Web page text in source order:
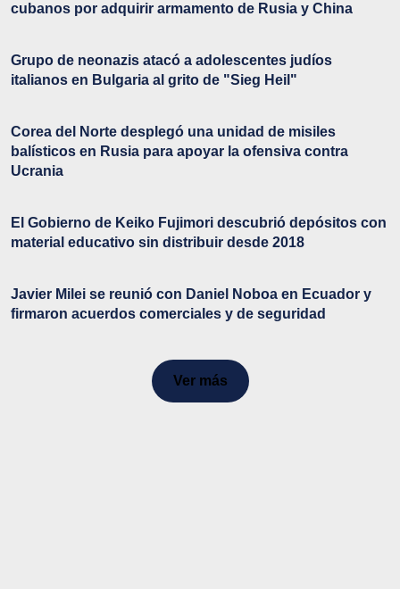
cubanos por adquirir armamento de Rusia y China
Grupo de neonazis atacó a adolescentes judíos
italianos en Bulgaria al grito de "Sieg Heil"
Corea del Norte desplegó una unidad de misiles
balísticos en Rusia para apoyar la ofensiva contra
Ucrania
El Gobierno de Keiko Fujimori descubrió depósitos con
material educativo sin distribuir desde 2018
Javier Milei se reunió con Daniel Noboa en Ecuador y
firmaron acuerdos comerciales y de seguridad
Ver más